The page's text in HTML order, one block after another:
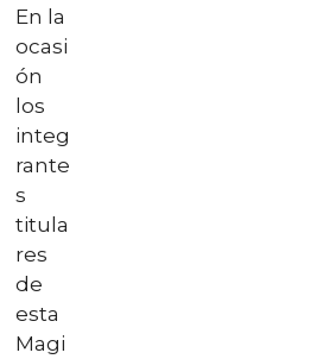
En la
ocasi
ón
los
integ
rante
s
titula
res
de
esta
Magi